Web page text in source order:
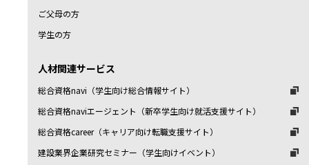
ご父母の方
学生の方
人材関連サービス
総合資格navi（学生向け総合情報サイト）
総合資格naviエージェント（新卒学生向け就活支援サイト）
総合資格career（キャリア向け転職支援サイト）
建設業界企業研究セミナー（学生向けイベント）